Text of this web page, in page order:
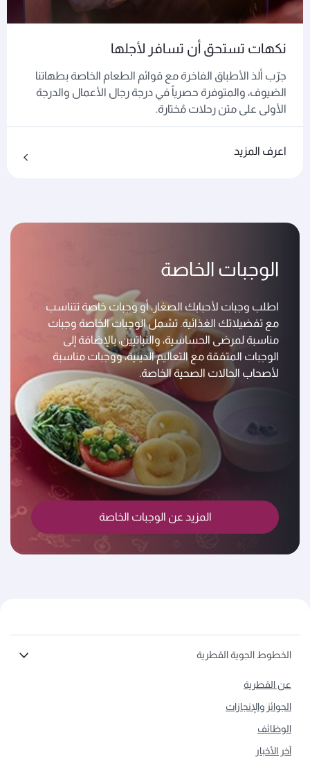
نكهات تستحق أن تسافر لأجلها
جرّب ألذ الأطباق الفاخرة مع قوائم الطعام الخاصة بطهاتنا
الضيوف، والمتوفرة حصرياً في درجة رجال الأعمال والدرجة
الأولى على متن رحلات مُختارة.
اعرف المزيد
الوجبات الخاصة
اطلب وجبات لأحبابك الصغار، أو وجبات خاصة تتناسب
مع تفضيلاتك الغذائية. تشمل الوجبات الخاصة وجبات
مناسبة لمرضى الحساسية، والنباتيين، بالإضافة إلى
الوجبات المتفقة مع التعاليم الدينية، ووجبات مناسبة
لأصحاب الحالات الصحية الخاصة.
المزيد عن الوجبات الخاصة
الخطوط الجوية القطرية
عن القطرية
الجوائز والإنجازات
الوظائف
آخر الأخبار